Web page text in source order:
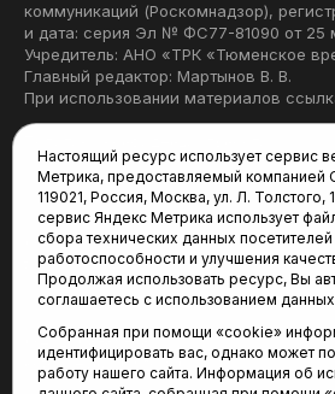
коммуникаций (Роскомнадзор),
и дата: серия Эл № ФС77-81090 от 25
Учредитель: АНО «ТРК «Тюменское
Главный редактор: Мартынов В. В.
При использовании материалов
Редакция:
625035, Тюмень, пр.
(3452) 68-22-28
tum-arena@mail.ru
Отдел продаж:
(3452) 68-89-78
kotovaev@sibinformburo.ru
Настоящий ресурс использует сервис
Метрика, предоставляемый
119021, Россия, Москва, ул. Л.
сервис Яндекс Метрика использует
сбора технических данных
работоспособности и улучшения
Продолжая использовать ресурс, Вы
соглашаетесь с использованием
Собранная при помощи «cookie»
идентифицировать вас, однако может
работу нашего сайта. Информация об